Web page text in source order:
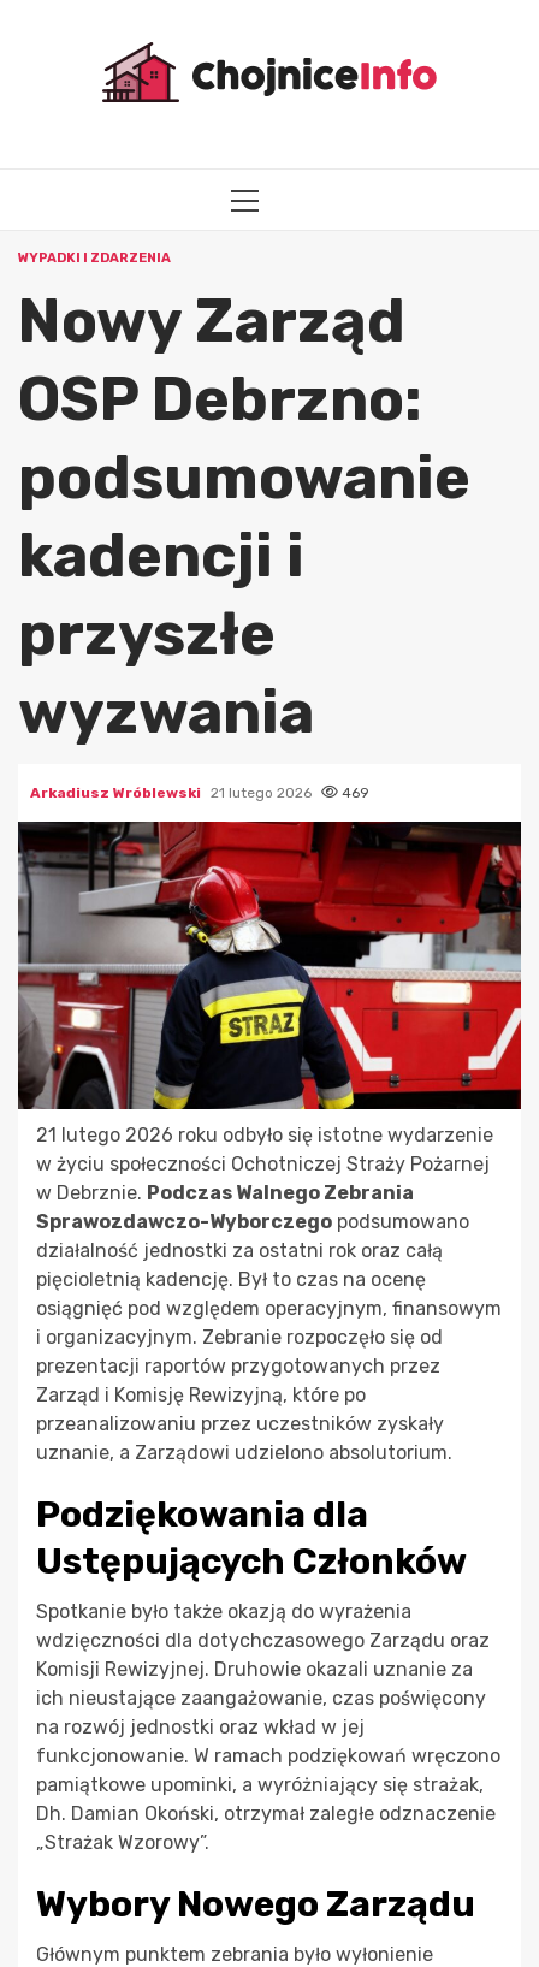
MENU
WYPADKI I ZDARZENIA
Nowy Zarząd
OSP Debrzno:
podsumowanie
kadencji i
przyszłe
wyzwania
Arkadiusz Wróblewski 21 lutego 2026 469
21 lutego 2026 roku odbyło się istotne wydarzenie
w życiu społeczności Ochotniczej Straży Pożarnej
w Debrznie. Podczas Walnego Zebrania
Sprawozdawczo-Wyborczego podsumowano
działalność jednostki za ostatni rok oraz całą
pięcioletnią kadencję. Był to czas na ocenę
osiągnięć pod względem operacyjnym, finansowym
i organizacyjnym. Zebranie rozpoczęło się od
prezentacji raportów przygotowanych przez
Zarząd i Komisję Rewizyjną, które po
przeanalizowaniu przez uczestników zyskały
uznanie, a Zarządowi udzielono absolutorium.
Podziękowania dla
Ustępujących Członków
Spotkanie było także okazją do wyrażenia
wdzięczności dla dotychczasowego Zarządu oraz
Komisji Rewizyjnej. Druhowie okazali uznanie za
ich nieustające zaangażowanie, czas poświęcony
na rozwój jednostki oraz wkład w jej
funkcjonowanie. W ramach podziękowań wręczono
pamiątkowe upominki, a wyróżniający się strażak,
Dh. Damian Okoński, otrzymał zaległe odznaczenie
„Strażak Wzorowy”.
Wybory Nowego Zarządu
Głównym punktem zebrania było wyłonienie